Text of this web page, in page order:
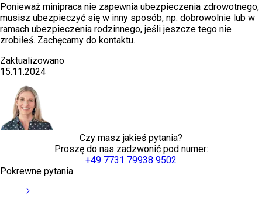
Ponieważ minipraca nie zapewnia ubezpieczenia zdrowotnego,
musisz ubezpieczyć się w inny sposób, np. dobrowolnie lub w
ramach ubezpieczenia rodzinnego, jeśli jeszcze tego nie
zrobiłeś. Zachęcamy do kontaktu.
Zaktualizowano
15.11.2024
Czy masz jakieś pytania?
Proszę do nas zadzwonić pod numer:
+49 7731 79938 9502
Pokrewne pytania